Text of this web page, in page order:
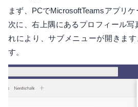
まず、PCでMicrosoftTeamsアプリケ
次に、右上隅にあるプロフィール写
れにより、サブメニューが開きま
す。